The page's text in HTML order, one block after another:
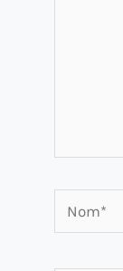
Nom*